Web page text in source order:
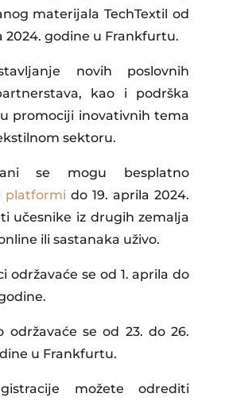
materijala TechTextil od
2024. godine u Frankfurtu.
novih poslovnih
kao i podrška
promociji inovativnih tema
sektoru.
se mogu besplatno
platformi do 19. aprila 2024.
učesnike iz drugih zemalja
ili sastanaka uživo.
održavaće se od 1. aprila do
održavaće se od 23. do 26.
u Frankfurtu.
možete odrediti